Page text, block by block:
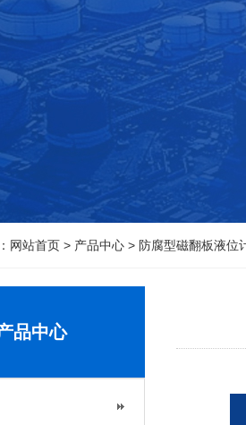
网站首页 > 产品中心 > 防腐型磁翻板液位
品中心